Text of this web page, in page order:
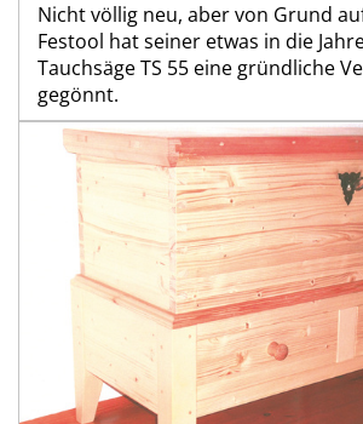
Nicht völlig neu, aber von Grund
Festool hat seiner etwas in die
Tauchsäge TS 55 eine gründliche
gegönnt.